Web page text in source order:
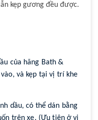
kẹp gương đều được.
của hãng Bath &
và kẹp tại vị trí khe
dầu, có thể dán bằng
trên xe. (Ưu tiên ở vị